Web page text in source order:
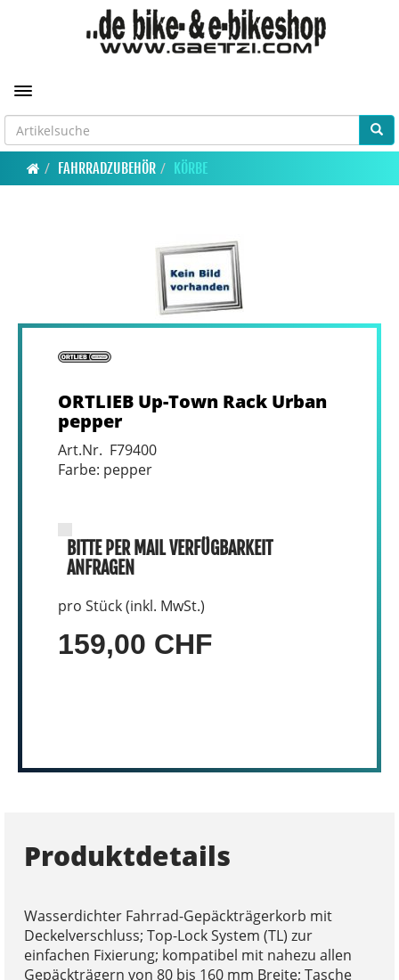
Toggle navigation
FAHRRADZUBEHÖR KÖRBE
ORTLIEB Up-Town Rack Urban
pepper
Art.Nr. F79400
Farbe: pepper
BITTE PER MAIL VERFÜGBARKEIT
ANFRAGEN
pro Stück (inkl. MwSt.)
159,00 CHF
Produktdetails
Wasserdichter Fahrrad-Gepäckträgerkorb mit
Deckelverschluss; Top-Lock System (TL) zur
einfachen Fixierung; kompatibel mit nahezu allen
Gepäckträgern von 80 bis 160 mm Breite; Tasche